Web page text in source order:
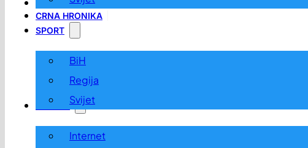
LOKALNO
CRNA HRONIKA
SPORT
BiH
Regija
Svijet
ZABAVA
Internet